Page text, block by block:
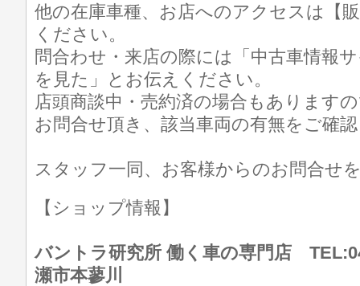
他の在庫車種、お店へのアクセスは【
ください。
問合わせ・来店の際には「中古車情報
を見た」とお伝えください。
店頭商談中・売約済の場合もあります
お問合せ頂き、該当車両の有無をご確
スタッフ一同、お客様からのお問合せ
【ショップ情報】
バントラ研究所 働く車の専門店
瀬市本蓼川